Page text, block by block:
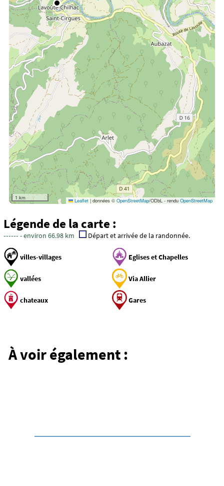
1 km Leaflet | données ©OpenStreetMap/ODbL - renduOpenStreetMap
Légende de la carte :
------ - environ 66.98 km Départ et arrivée de la randonnée.
villes-villages Eglises et Chapelles
vallées Via Allier
chateaux Gares
À voir également :
moulins